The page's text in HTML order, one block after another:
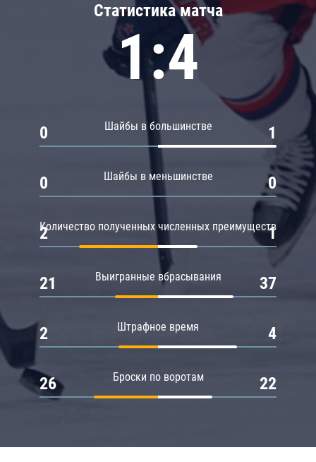
Статистика матча
1:4
Шайбы в большинстве
0 1
Шайбы в меньшинстве
0 0
Количество полученных численных преимуществ
2 1
Выигранные вбрасывания
21 37
Штрафное время
2 4
Броски по воротам
26 22